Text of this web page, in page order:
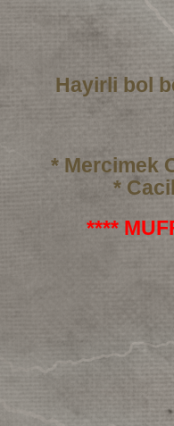
Hayirli bol
* Mercimek
*
****